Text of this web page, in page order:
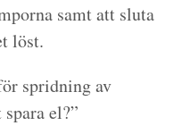
samt att sluta
löst.
spridning av
el?”